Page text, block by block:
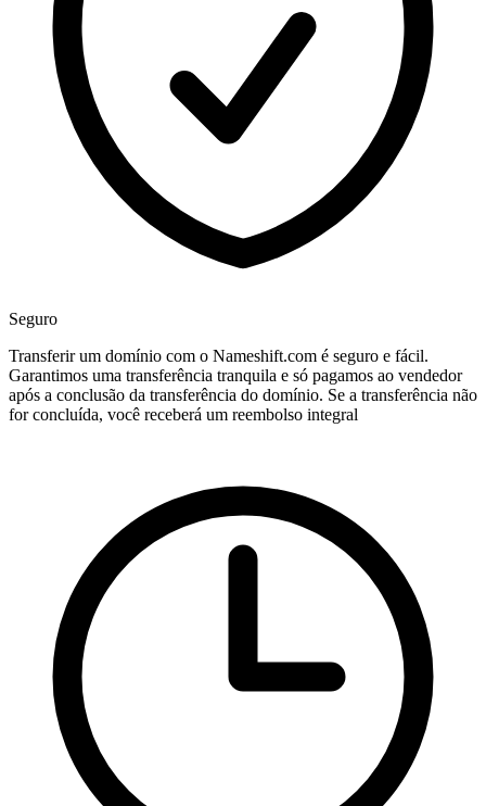
Seguro
Transferir um domínio com o Nameshift.com é seguro e fácil.
Garantimos uma transferência tranquila e só pagamos ao vendedor
após a conclusão da transferência do domínio. Se a transferência não
for concluída, você receberá um reembolso integral